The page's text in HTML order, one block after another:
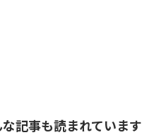
な記事も読まれています